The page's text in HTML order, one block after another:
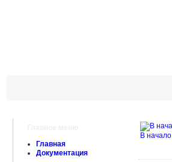
Главная
Документация
В начало